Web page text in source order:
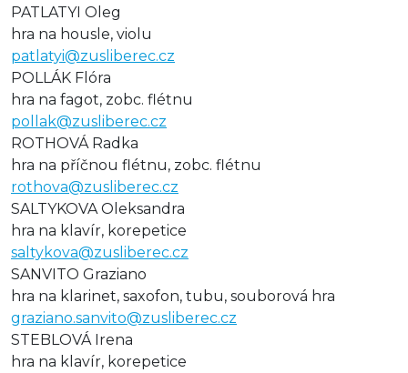
PATLATYI Oleg
hra na housle, violu
patlatyi@zusliberec.cz
POLLÁK Flóra
hra na fagot, zobc. flétnu
pollak@zusliberec.cz
ROTHOVÁ Radka
hra na příčnou flétnu, zobc. flétnu
rothova@zusliberec.cz
SALTYKOVA Oleksandra
hra na klavír, korepetice
saltykova@zusliberec.cz
SANVITO Graziano
hra na klarinet, saxofon, tubu, souborová hra
graziano.sanvito@zusliberec.cz
STEBLOVÁ Irena
hra na klavír, korepetice